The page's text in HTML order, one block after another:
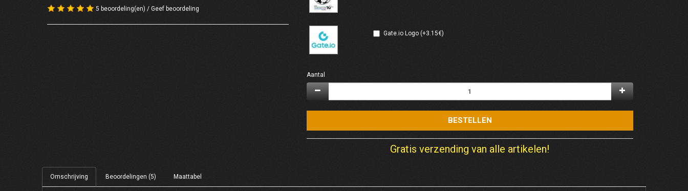
5 beoordeling(en) / Geef beoordeling
Gate.io Logo (+3.15€)
Aantal
BESTELLEN
Gratis verzending van alle artikelen!
Omschrijving Beoordelingen (5) Maattabel